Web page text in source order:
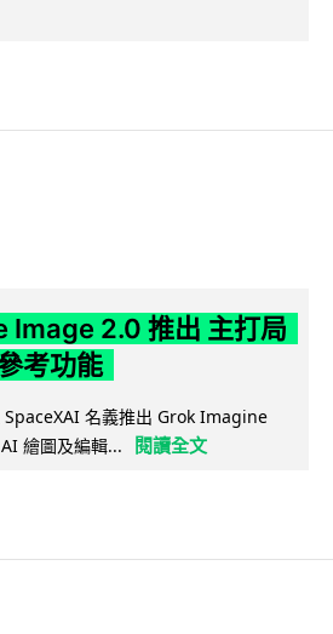
Image 2.0 推出 主打局
考功能
名義推出 Grok Imagine
繪圖及編輯...
閱讀全文